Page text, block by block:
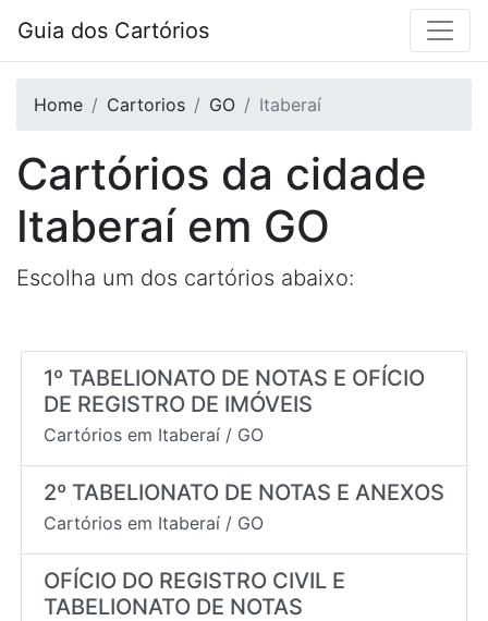
Guia dos Cartórios
Home Cartorios GO Itaberaí
Cartórios da cidade
Itaberaíem GO
Escolha um dos cartórios abaixo:
1º TABELIONATO DE NOTAS E OFÍCIO
DE REGISTRO DE IMÓVEIS
Cartórios em Itaberaí / GO
2º TABELIONATO DE NOTAS E ANEXOS
Cartórios em Itaberaí / GO
OFÍCIO DO REGISTRO CIVIL E
TABELIONATO DE NOTAS